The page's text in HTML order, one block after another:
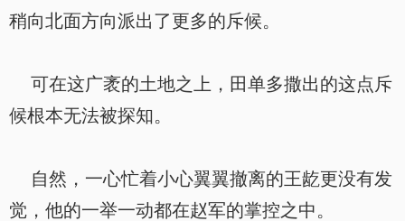
稍向北面方向派出了更多的斥候。
可在这广袤的土地之上，田单多撒出的这点斥
候根本无法被探知。
自然，一心忙着小心翼翼撤离的王龁更没有发
觉，他的一举一动都在赵军的掌控之中。